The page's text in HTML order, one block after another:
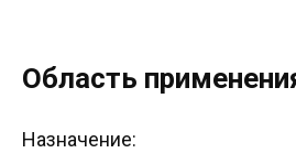
Область
Назначение: